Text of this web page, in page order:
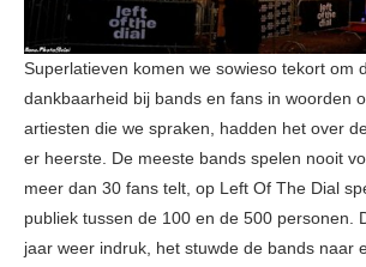
Superlatieven komen we sowieso tekort om
dankbaarheid bij bands en fans in woorden
artiesten die we spraken, hadden het over
er heerste. De meeste bands spelen nooit
meer dan 30 fans telt, op Left Of The Dial
publiek tussen de 100 en de 500 personen.
jaar weer indruk, het stuwde de bands naar